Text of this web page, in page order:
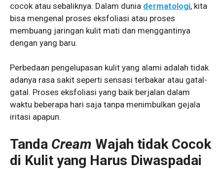
cocok atau sebaliknya. Dalam dunia dermatologi, kita
bisa mengenal proses eksfoliasi atau proses
membuang jaringan kulit mati dan menggantinya
dengan yang baru.
Perbedaan pengelupasan kulit yang alami adalah tidak
adanya rasa sakit seperti sensasi terbakar atau gatal-
gatal. Proses eksfoliasi yang baik berjalan dalam
waktu beberapa hari saja tanpa menimbulkan gejala
iritasi apapun.
Tanda Cream Wajah tidak Cocok
di Kulit yang Harus Diwaspadai